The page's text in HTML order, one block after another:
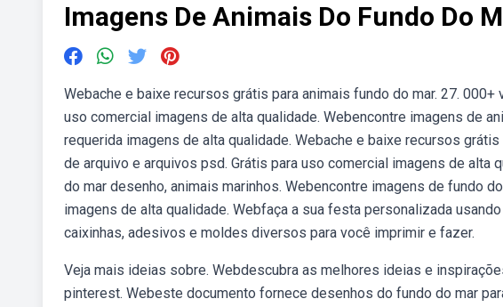
Imagens De Animais Do Fundo Do
Webache e baixe recursos grátis para animais fundo do mar. 27.
uso comercial imagens de alta qualidade. Webencontre imagens de
requerida imagens de alta qualidade. Webache e baixe recursos
de arquivo e arquivos psd. Grátis para uso comercial imagens de alta
do mar desenho, animais marinhos. Webencontre imagens de fundo
imagens de alta qualidade. Webfaça a sua festa personalizada
caixinhas, adesivos e moldes diversos para você imprimir e fazer.
Veja mais ideias sobre. Webdescubra as melhores ideias e
pinterest. Webeste documento fornece desenhos do fundo do mar